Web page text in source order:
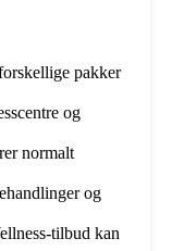
pakker
og
normalt
og
tilbud kan